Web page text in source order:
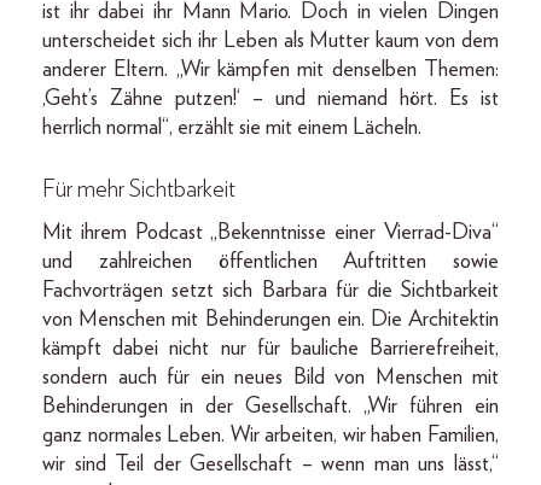
ist ihr dabei ihr Mann Mario. Doch in vielen Dingen
unterscheidet sich ihr Leben als Mutter kaum von dem
anderer Eltern. „Wir kämpfen mit denselben Themen:
‚Geht’s Zähne putzen!‘ – und niemand hört. Es ist
herrlich normal“, erzählt sie mit einem Lächeln.
Für mehr Sichtbarkeit
Mit ihrem Podcast „Bekenntnisse einer Vierrad-Diva“
und zahlreichen öffentlichen Auftritten sowie
Fachvorträgen setzt sich Barbara für die Sichtbarkeit
von Menschen mit Behinderungen ein. Die Architektin
kämpft dabei nicht nur für bauliche Barrierefreiheit,
sondern auch für ein neues Bild von Menschen mit
Behinderungen in der Gesellschaft. „Wir führen ein
ganz normales Leben. Wir arbeiten, wir haben Familien,
wir sind Teil der Gesellschaft – wenn man uns lässt,“